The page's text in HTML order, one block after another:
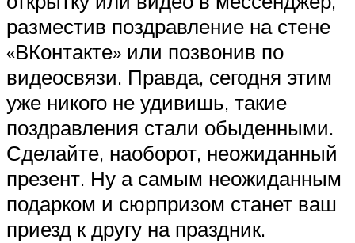
разместив поздравление на стене
«ВКонтакте» или позвонив по
видеосвязи. Правда, сегодня этим
уже никого не удивишь, такие
поздравления стали обыденными.
Сделайте, наоборот, неожиданный
презент. Ну а самым неожиданным
подарком и сюрпризом станет ваш
приезд к другу на праздник.